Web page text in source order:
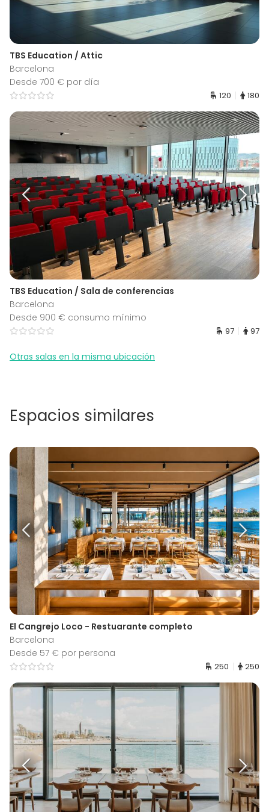
TBS Education / Attic
Barcelona
Desde 700 € por día
120 180
TBS Education / Sala de conferencias
Barcelona
Desde 900 € consumo mínimo
97 97
Otras salas en la misma ubicación
Espacios similares
El Cangrejo Loco - Restuarante completo
Barcelona
Desde 57 € por persona
250 250